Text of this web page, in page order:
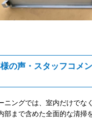
の声・スタッフコメ
ニングでは、室内だけでなく
部まで含めた全面的な清掃